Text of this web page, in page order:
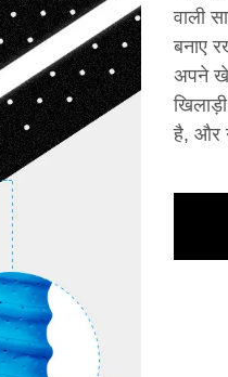
वाली
बनाए
अपने
है, और